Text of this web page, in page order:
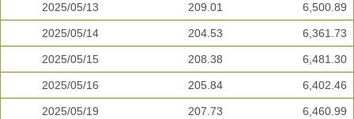
2025/05/13 209.01 6,500.89
2025/05/14 204.53 6,361.73
2025/05/15 208.38 6,481.30
2025/05/16 205.84 6,402.46
2025/05/19 207.73 6,460.99